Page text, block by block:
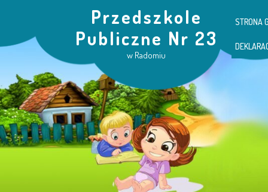
Przedszkole
Publiczne Nr 23
w Radomiu
STRONA